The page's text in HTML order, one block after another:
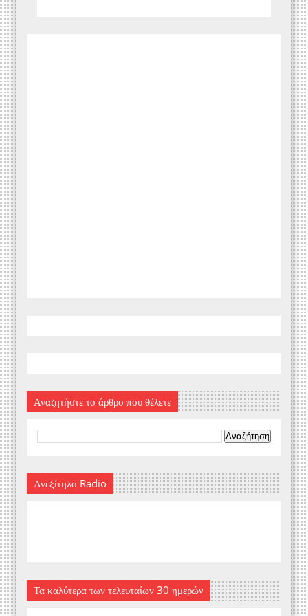
Αναζητήστε το άρθρο που θέλετε
Ανεξίτηλο Radio
Τα καλύτερα των τελευταίων 30 ημερών